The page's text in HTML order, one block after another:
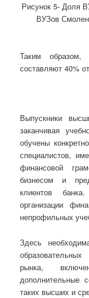
Рисунок 5- Доля
ВУЗов
Таким образом,
составляют 40%
Выпускники
заканчивая
обучены
специалистов,
финансовой
бизнесом и
клиентов
организации
непрофильных
Здесь
рынка,
дополнительные
таких высших и